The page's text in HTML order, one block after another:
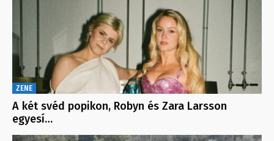
ZENE
A két svéd popikon, Robyn és Zara Larsson
egyesí…